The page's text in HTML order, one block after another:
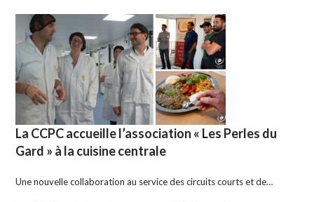
La CCPC accueille l’association « Les Perles du
Gard » à la cuisine centrale
Une nouvelle collaboration au service des circuits courts et de…